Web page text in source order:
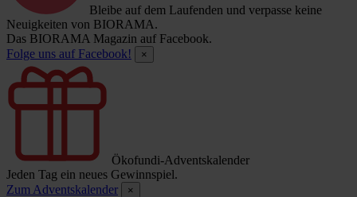
Bleibe auf dem Laufenden und verpasse keine
Neuigkeiten von BIORAMA.
Das BIORAMA Magazin auf Facebook.
Folge uns auf Facebook!
×
Ökofundi-Adventskalender
Jeden Tag ein neues Gewinnspiel.
Zum Adventskalender
×